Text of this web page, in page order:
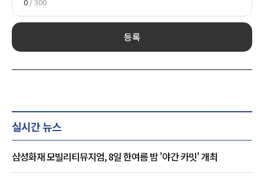
등록
실시간 뉴스
삼성화재 모빌리티뮤지엄, 8일 한여름 밤 '야간 카밋' 개최